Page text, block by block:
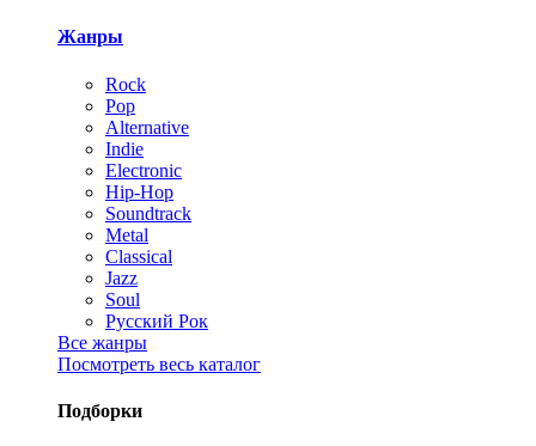
Жанры
Rock
Pop
Alternative
Indie
Electronic
Hip-Hop
Soundtrack
Metal
Classical
Jazz
Soul
Русский Рок
Все жанры
Посмотреть весь каталог
Подборки